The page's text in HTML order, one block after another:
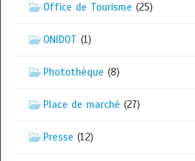
Office de Tourisme (25)
ONIDOT (1)
Photothèque (8)
Place de marché (27)
Presse (12)